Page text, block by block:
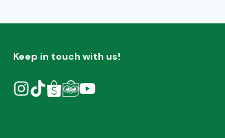
Keep in touch with us!